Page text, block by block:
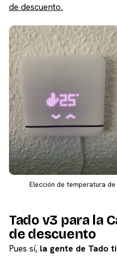
de descuento.
Elección de temperatura
Tado v3 para la
de descuento
Pues sí, la gente de Tado